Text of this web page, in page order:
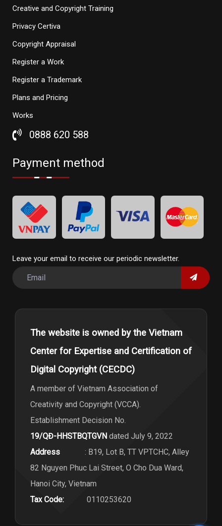
Creative and Copyright Training
Privacy Certiva
Copyright Appraisal
Register a Work
Register a Trademark
Plans and Pricing
Works
0888 620 588
Payment method
Leave your email to receive our periodic newsletter.
The website is owned by the Vietnam
Center for Expertise and Certification of
Digital Copyright (CECDC)
A member of Vietnam Association of
Creativity and Copyright (VCCA).
Establishment Decision No.
19/QĐ-HHSTBQTGVN dated July 9, 2022
Address
: B19, Lot B, TT VPTCHC, Alley
82 Nguyen Phuc Lai Street, O Cho Dua Ward,
Hanoi City, Vietnam
Tax Code:
0110253620